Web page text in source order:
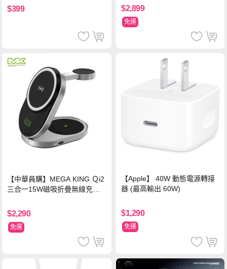
$399 $2,899
免運
【中華員購】MEGA KING Ｑi2
三合一15W磁吸折疊無線充電
$2,290
免運
【Apple】 40W 動態電源轉接
器 (最高輸出 60W)
$1,290
免運